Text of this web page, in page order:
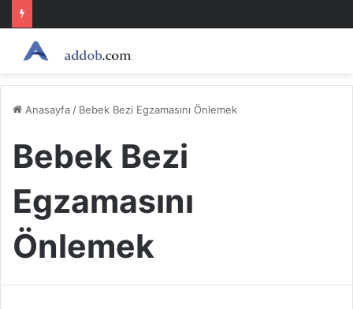
Anasayfa / Bebek Bezi Egzamasını Önlemek
Bebek Bezi
Egzamasını
Önlemek